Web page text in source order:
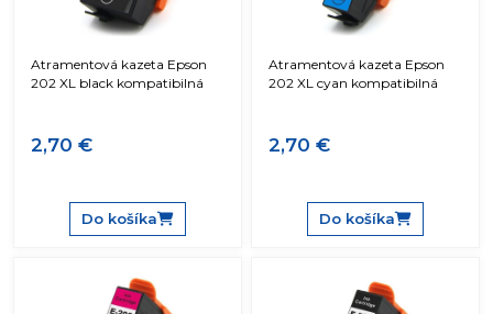
Atramentová kazeta Epson
202 XL black kompatibilná
2,70 €
Do košíka
Atramentová kazeta Epson
202 XL cyan kompatibilná
2,70 €
Do košíka